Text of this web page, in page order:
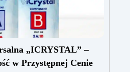
„ICRYSTAL” –
w Przystępnej Cenie